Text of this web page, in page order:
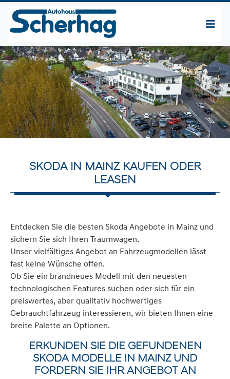
SKODA IN MAINZ KAUFEN ODER
LEASEN
Entdecken Sie die besten Skoda Angebote in Mainz und
sichern Sie sich Ihren Traumwagen.
Unser vielfältiges Angebot an Fahrzeugmodellen lässt
fast keine Wünsche offen.
Ob Sie ein brandneues Modell mit den neuesten
technologischen Features suchen oder sich für ein
preiswertes, aber qualitativ hochwertiges
Gebrauchtfahrzeug interessieren, wir bieten Ihnen eine
breite Palette an Optionen.
ERKUNDEN SIE DIE GEFUNDENEN
SKODA MODELLE IN MAINZ UND
FORDERN SIE IHR ANGEBOT AN